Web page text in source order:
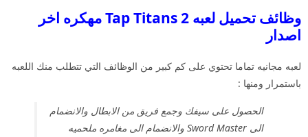
وظائف تحميل لعبه Tap Titans 2 مهكره اخر
اصدار
لعبه مجانيه تماما تحتوي على كم كبير من الوظائف التي تتطلب منك اللعبه
باستمرار ومنها :
الحصول على سيفك وجمع فريق من الابطال والانضمام
الى Sword Master والانضمام الى مغامره ملحميه